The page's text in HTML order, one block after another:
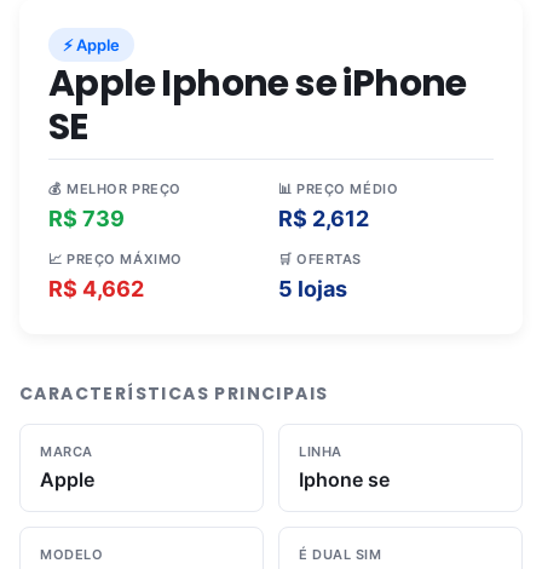
⚡ Apple
Apple Iphone se iPhone
SE
💰 MELHOR PREÇO
R$ 739
📊 PREÇO MÉDIO
R$ 2,612
📈 PREÇO MÁXIMO
R$ 4,662
🛒 OFERTAS
5 lojas
CARACTERÍSTICAS PRINCIPAIS
MARCA
Apple
LINHA
Iphone se
MODELO É DUAL SIM